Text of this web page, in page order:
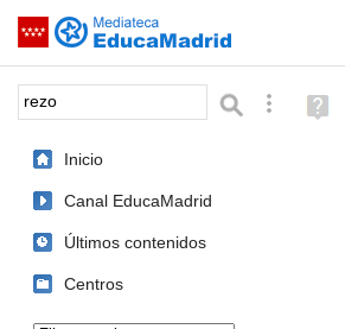
Saltar navegación
Palabra o frase: BúsquedaAyuda
(en
Inicio
Canal EducaMadrid
Últimos contenidos
Centros